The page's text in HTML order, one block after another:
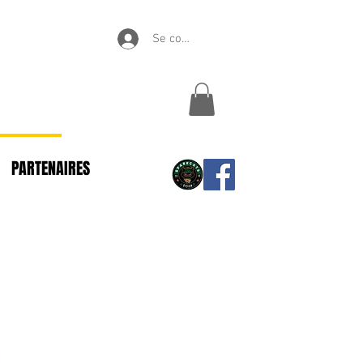
Se connecter
PARTENAIRES